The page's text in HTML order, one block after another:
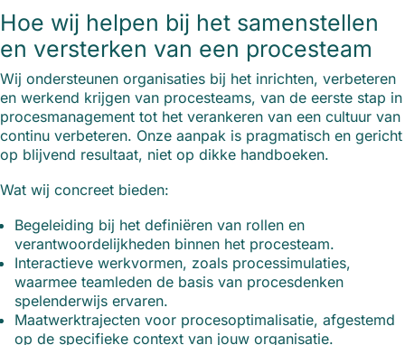
Hoe wij helpen bij het samenstellen
en versterken van een procesteam
Wij ondersteunen organisaties bij het inrichten, verbeteren
en werkend krijgen van procesteams, van de eerste stap in
procesmanagement tot het verankeren van een cultuur van
continu verbeteren. Onze aanpak is pragmatisch en gericht
op blijvend resultaat, niet op dikke handboeken.
Wat wij concreet bieden:
Begeleiding bij het definiëren van rollen en
verantwoordelijkheden binnen het procesteam.
Interactieve werkvormen, zoals processimulaties,
waarmee teamleden de basis van procesdenken
spelenderwijs ervaren.
Maatwerktrajecten voor procesoptimalisatie, afgestemd
op de specifieke context van jouw organisatie.